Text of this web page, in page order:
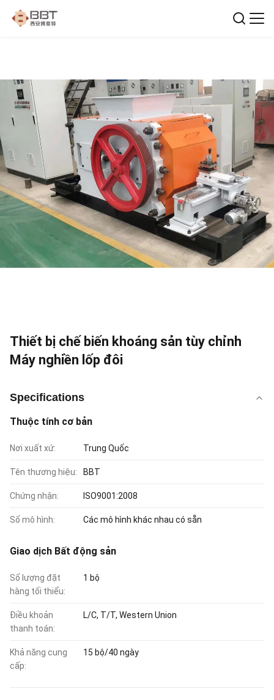
Thiết bị chế biến khoáng sản tùy chỉnh
Máy nghiền lốp đôi
Specifications
Thuộc tính cơ bản
Nơi xuất xứ: Trung Quốc
Tên thương hiệu: BBT
Chứng nhận: ISO9001:2008
Số mô hình: Các mô hình khác nhau có sẵn
Giao dịch Bất động sản
Số lượng đặt
hàng tối thiểu:
1 bộ
Điều khoản
thanh toán:
L/C, T/T, Western Union
Khả năng cung
cấp:
15 bộ/40 ngày